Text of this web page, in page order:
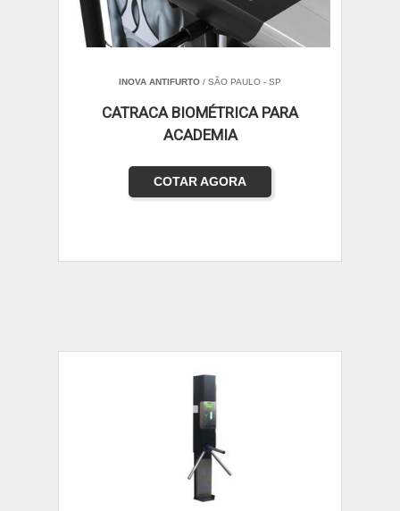
INOVA ANTIFURTO / SÃO PAULO - SP
CATRACA BIOMÉTRICA PARA
ACADEMIA
COTAR AGORA